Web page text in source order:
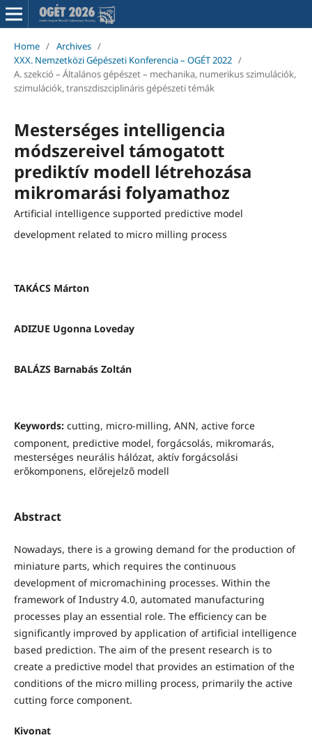
Home / Archives /
XXX. Nemzetközi Gépészeti Konferencia – OGÉT 2022 /
A. szekció – Általános gépészet – mechanika, numerikus szimulációk,
szimulációk, transzdiszciplináris gépészeti témák
Mesterséges intelligencia
módszereivel támogatott
prediktív modell létrehozása
mikromarási folyamathoz
Artificial intelligence supported predictive model
development related to micro milling process
TAKÁCS Márton
ADIZUE Ugonna Loveday
BALÁZS Barnabás Zoltán
Keywords: cutting, micro-milling, ANN, active force
component, predictive model, forgácsolás, mikromarás,
mesterséges neurális hálózat, aktív forgácsolási
erőkomponens, előrejelző modell
Abstract
Nowadays, there is a growing demand for the production of
miniature parts, which requires the continuous
development of micromachining processes. Within the
framework of Industry 4.0, automated manufacturing
processes play an essential role. The efficiency can be
significantly improved by application of artificial intelligence
based prediction. The aim of the present research is to
create a predictive model that provides an estimation of the
conditions of the micro milling process, primarily the active
cutting force component.
Kivonat